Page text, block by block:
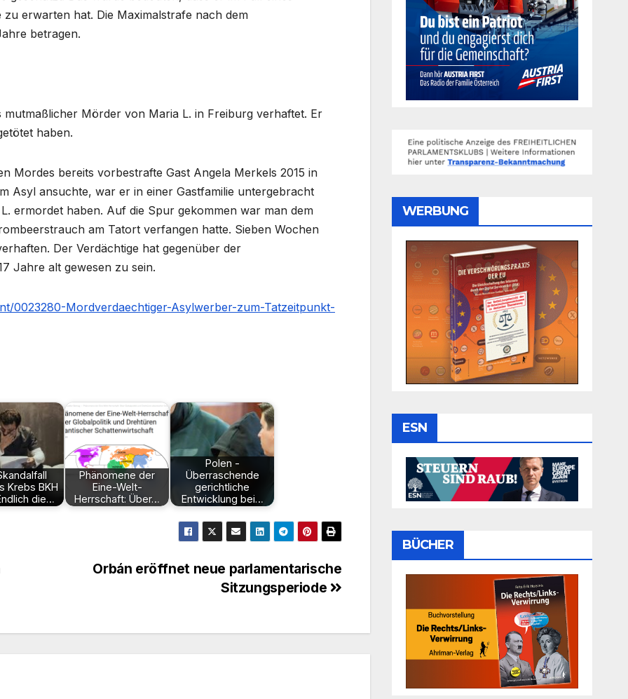
erwarten hat. Die Maximalstrafe nach dem
betragen.
Mörder von Maria L. in Freiburg verhaftet. Er
haben.
Mordes bereits vorbestrafte Gast Angela Merkels 2015 in
Asyl ansuchte, war er in einer Gastfamilie untergebracht
ermordet haben. Auf die Spur gekommen war man dem
am Tatort verfangen hatte. Sieben Wochen
Der Verdächtige hat gegenüber der
Jahre alt gewesen zu sein.
0023280-Mordverdaechtiger-Asylwerber-zum-Tatzeitpunkt-
Krebs BKH
die…
Phänomene der
Eine-Welt-
Herrschaft: Über…
Polen -
Überraschende
gerichtliche
Entwicklung bei…
Orbán eröffnet neue parlamentarische
Sitzungsperiode
WERBUNG
ESN
BÜCHER